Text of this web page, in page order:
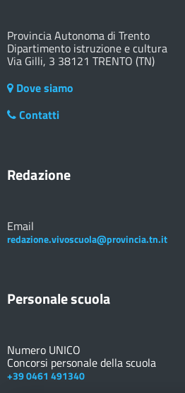
Provincia Autonoma di Trento
Dipartimento istruzione e cultura
Via Gilli, 3 38121 TRENTO (TN)
Dove siamo
Contatti
Redazione
Email
redazione.vivoscuola@provincia.tn.it
Personale scuola
Numero UNICO
Concorsi personale della scuola
+39 0461 491340